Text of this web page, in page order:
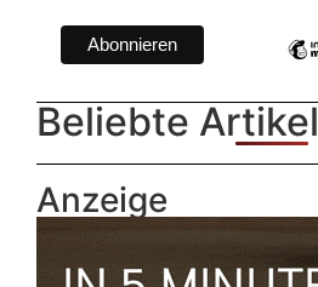
Beliebte Artikel
Anzeige